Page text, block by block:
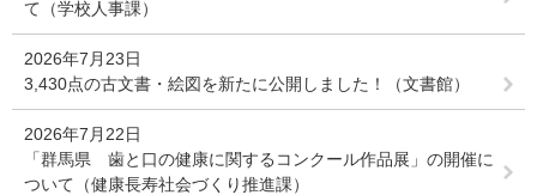
て（学校人事課）
2026年7月23日
3,430点の古文書・絵図を新たに公開しました！（文書館）
2026年7月22日
「群馬県 歯と口の健康に関するコンクール作品展」の開催に
ついて（健康長寿社会づくり推進課）